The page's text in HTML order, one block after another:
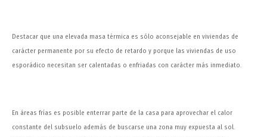
Destacar que una elevada masa térmica es sólo aconsejable en viviendas de
carácter permanente por su efecto de retardo y porque las viviendas de uso
esporádico necesitan ser calentadas o enfriadas con carácter más inmediato.
En áreas frías es posible enterrar parte de la casa para aprovechar el calor
constante del subsuelo además de buscarse una zona muy expuesta al sol.